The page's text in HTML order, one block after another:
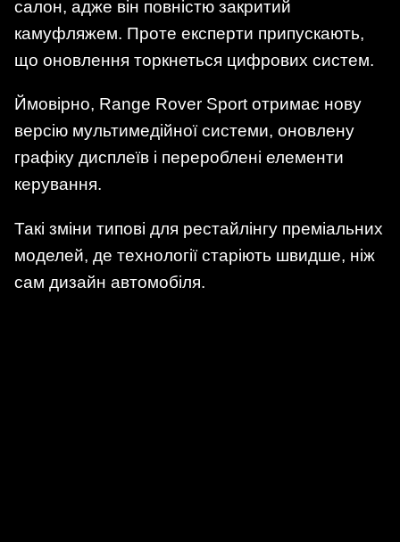
салон, адже він повністю закритий
камуфляжем. Проте експерти припускають,
що оновлення торкнеться цифрових систем.
Ймовірно, Range Rover Sport отримає нову
версію мультимедійної системи, оновлену
графіку дисплеїв і перероблені елементи
керування.
Такі зміни типові для рестайлінгу преміальних
моделей, де технології старіють швидше, ніж
сам дизайн автомобіля.